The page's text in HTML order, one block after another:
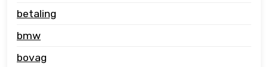
betaling
bmw
bovag